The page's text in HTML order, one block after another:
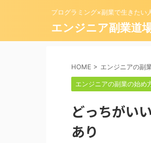
プログラミング×副業で生きたい
エンジニア副業道
HOME > エンジニアの副
エンジニアの副業の始め
どっちがい
あり